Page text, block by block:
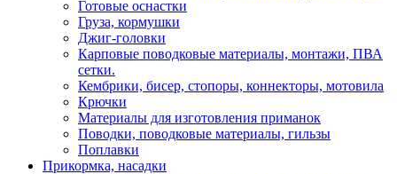
Готовые оснастки
Груза, кормушки
Джиг-головки
Карповые поводковые материалы, монтажи, ПВА
сетки.
Кембрики, бисер, стопоры, коннекторы, мотовила
Крючки
Материалы для изготовления приманок
Поводки, поводковые материалы, гильзы
Поплавки
Прикормка, насадки